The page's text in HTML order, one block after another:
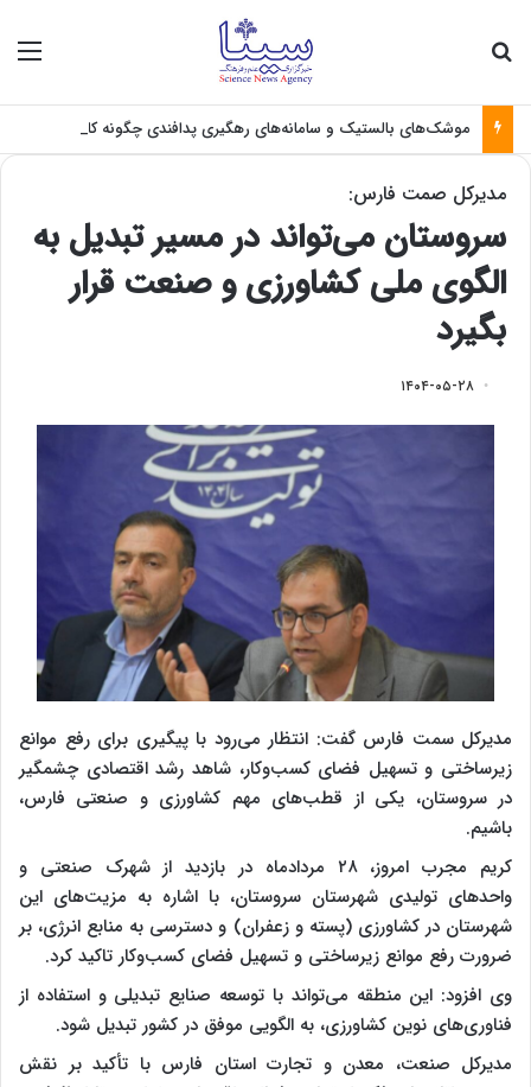
مدیرکل صمت فارس:
سروستان می‌تواند در مسیر تبدیل به
الگوی ملی کشاورزی و صنعت قرار
بگیرد
۱۴۰۴-۰۵-۲۸
مدیرکل سمت فارس گفت: انتظار می‌رود با پیگیری برای رفع موانع
زیرساختی و تسهیل فضای کسب‌وکار، شاهد رشد اقتصادی چشمگیر
در سروستان، یکی از قطب‌های مهم کشاورزی و صنعتی فارس،
باشیم.
کریم مجرب امروز، ۲۸ مردادماه در بازدید از شهرک صنعتی و
واحد‌های تولیدی شهرستان سروستان، با اشاره به مزیت‌های این
شهرستان در کشاورزی (پسته و زعفران) و دسترسی به منابع انرژی، بر
ضرورت رفع موانع زیرساختی و تسهیل فضای کسب‌وکار تاکید کرد.
وی افزود: این منطقه می‌تواند با توسعه صنایع تبدیلی و استفاده از
فناوری‌های نوین کشاورزی، به الگویی موفق در کشور تبدیل شود.
مدیرکل صنعت، معدن و تجارت استان فارس با تأکید بر نقش